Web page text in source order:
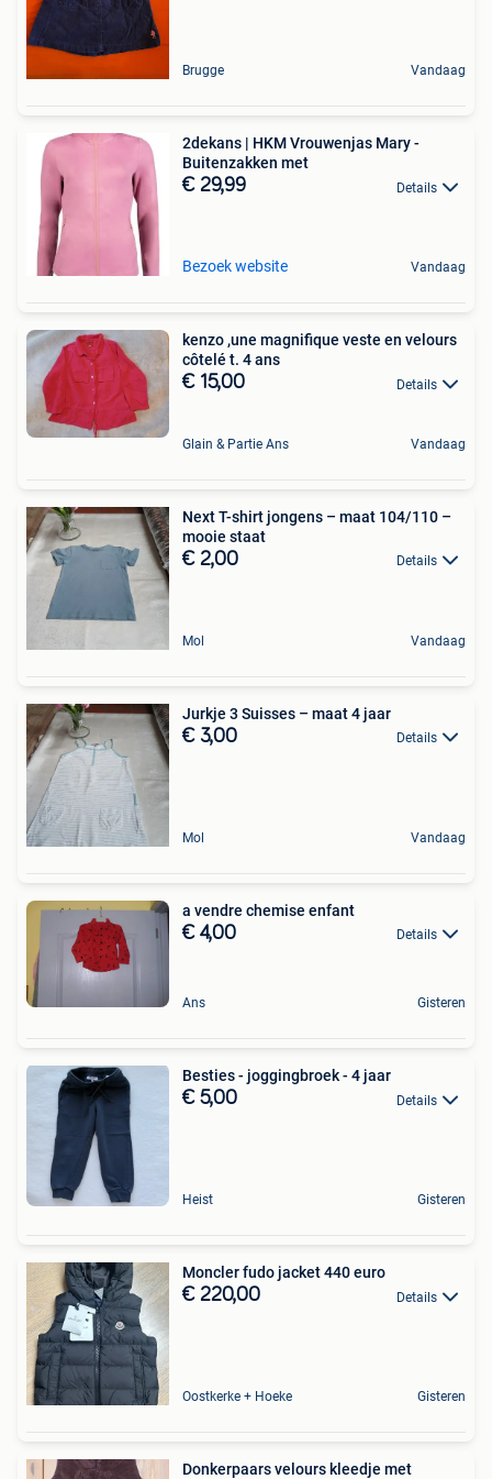
Brugge Vandaag
2dekans | HKM Vrouwenjas Mary -
Buitenzakken met
€ 29,99 Details
Bezoek website Vandaag
kenzo ,une magnifique veste en velours
côtelé t. 4 ans
€ 15,00 Details
Glain & Partie Ans Vandaag
Next T-shirt jongens – maat 104/110 –
mooie staat
€ 2,00 Details
Mol Vandaag
Jurkje 3 Suisses – maat 4 jaar
€ 3,00 Details
Mol Vandaag
a vendre chemise enfant
€ 4,00 Details
Ans Gisteren
Besties - joggingbroek - 4 jaar
€ 5,00 Details
Heist Gisteren
Moncler fudo jacket 440 euro
€ 220,00 Details
Oostkerke + Hoeke Gisteren
Donkerpaars velours kleedje met